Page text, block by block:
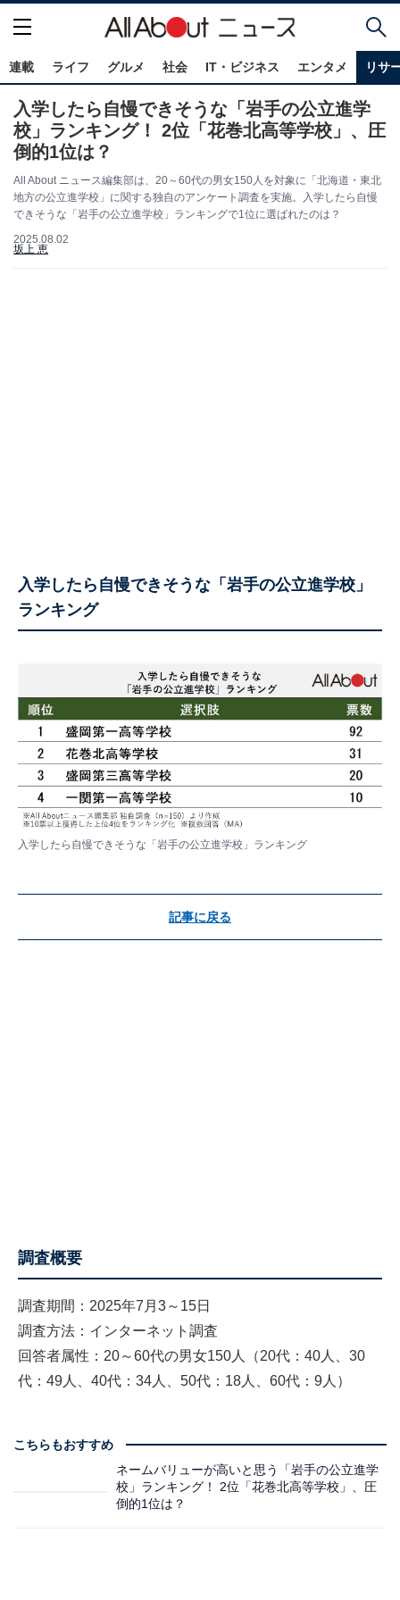
連載 ライフ グルメ 社会 IT・ビジネス エンタメ リサ
入学したら自慢できそうな「岩手の公立進学
校」ランキング！ 2位「花巻北高等学校」、圧
倒的1位は？
All About ニュース編集部は、20～60代の男女150人を対象に「北海道・東北
地方の公立進学校」に関する独自のアンケート調査を実施。入学したら自慢
できそうな「岩手の公立進学校」ランキングで1位に選ばれたのは？
2025.08.02
坂上 恵
入学したら自慢できそうな「岩手の公立進学校」
ランキング
入学したら自慢できそうな「岩手の公立進学校」ランキング
記事に戻る
調査概要
調査期間：2025年7月3～15日
調査方法：インターネット調査
回答者属性：20～60代の男女150人（20代：40人、30
代：49人、40代：34人、50代：18人、60代：9人）
こちらもおすすめ
ネームバリューが高いと思う「岩手の公立進学
校」ランキング！ 2位「花巻北高等学校」、圧
倒的1位は？